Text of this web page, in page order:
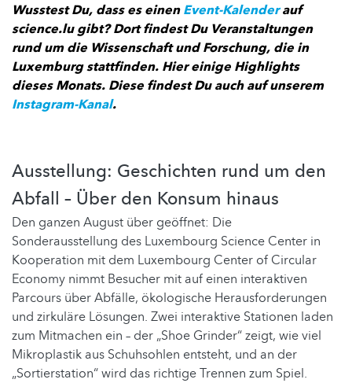
Wusstest Du, dass es einenEvent-Kalenderauf
science.lu gibt? Dort findest Du Veranstaltungen
rund um die Wissenschaft und Forschung, die in
Luxemburg stattfinden. Hier einige Highlights
dieses Monats. Diese findest Du auch auf unserem
Instagram-Kanal.
Ausstellung: Geschichten rund um den
Abfall – Über den Konsum hinaus
Den ganzen August über geöffnet: Die
Sonderausstellung des Luxembourg Science Center in
Kooperation mit dem Luxembourg Center of Circular
Economy nimmt Besucher mit auf einen interaktiven
Parcours über Abfälle, ökologische Herausforderungen
und zirkuläre Lösungen. Zwei interaktive Stationen laden
zum Mitmachen ein – der „Shoe Grinder“ zeigt, wie viel
Mikroplastik aus Schuhsohlen entsteht, und an der
„Sortierstation“ wird das richtige Trennen zum Spiel.